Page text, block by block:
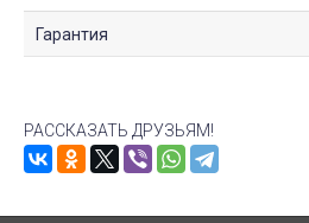
Гарантия
РАССКАЗАТЬ ДРУЗЬЯМ!